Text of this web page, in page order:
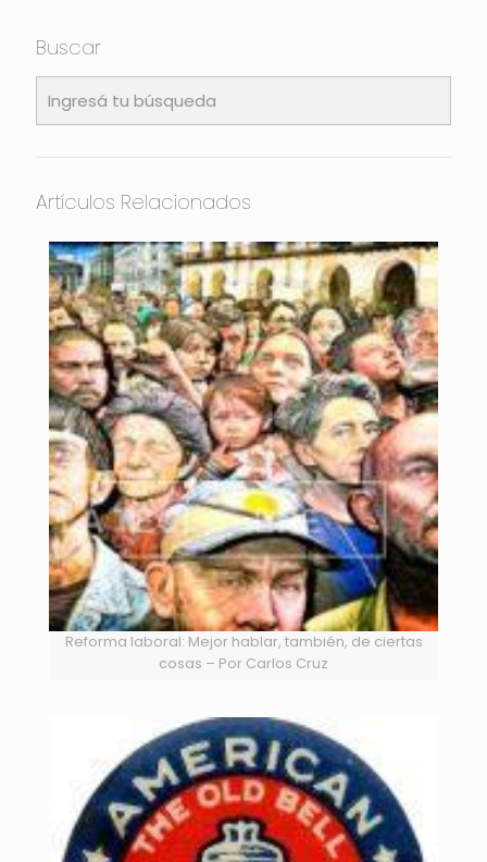
Buscar
Artículos Relacionados
Reforma laboral: Mejor hablar, también, de ciertas
cosas – Por Carlos Cruz